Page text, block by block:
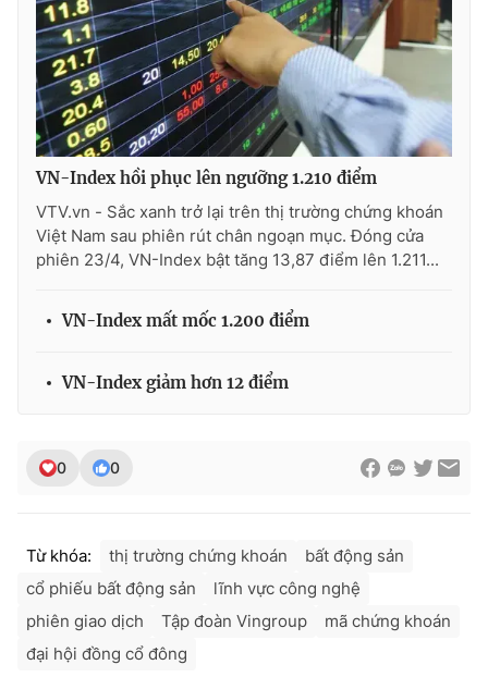
VN-Index hồi phục lên ngưỡng 1.210 điểm
VTV.vn - Sắc xanh trở lại trên thị trường chứng khoán
Việt Nam sau phiên rút chân ngoạn mục. Đóng cửa
phiên 23/4, VN-Index bật tăng 13,87 điểm lên 1.211...
VN-Index mất mốc 1.200 điểm
VN-Index giảm hơn 12 điểm
0 0
Từ khóa: thị trường chứng khoán
bất động sản
cổ phiếu bất động sản
lĩnh vực công nghệ
phiên giao dịch
Tập đoàn Vingroup
mã chứng khoán
đại hội đồng cổ đông